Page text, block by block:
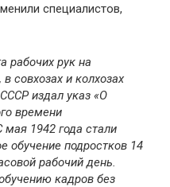
специалистов,
рабочих рук на
совхозах и колхозах
издал указ «О
времени
мая 1942 года стали
обучение подростков 14
рабочий день.
кадров без